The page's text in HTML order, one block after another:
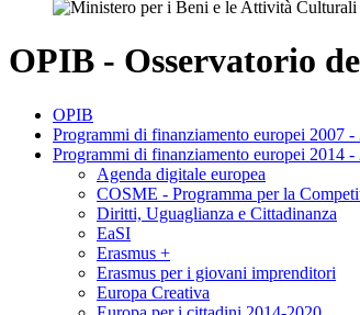
OPIB - Osservatorio
OPIB
Programmi di finanziamento europei 2007 -
Programmi di finanziamento europei 2014 -
Agenda digitale europea
COSME - Programma per la
Diritti, Uguaglianza e Cittadinanza
EaSI
Erasmus +
Erasmus per i giovani imprenditori
Europa Creativa